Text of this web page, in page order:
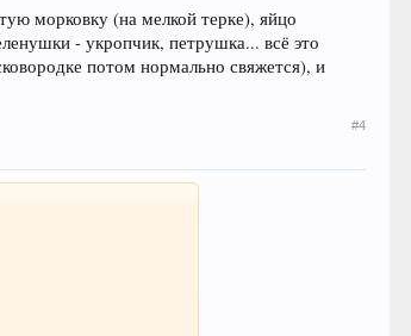
морковку (на мелкой терке), яйцо
- укропчик, петрушка... всё это
потом нормально свяжется), и
#4